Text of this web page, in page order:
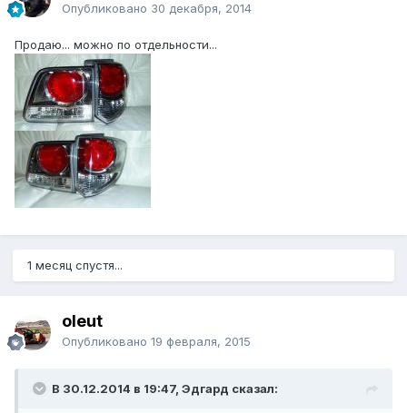
Опубликовано 30 декабря, 2014
Продаю... можно по отдельности...
1 месяц спустя...
oleut
Опубликовано 19 февраля, 2015
В 30.12.2014 в 19:47, Эдгард сказал: